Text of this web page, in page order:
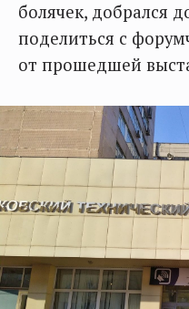
болячек, добрался
поделиться с
от прошедшей